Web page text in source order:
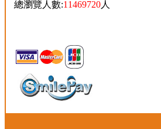
總瀏覽人數:11469720人